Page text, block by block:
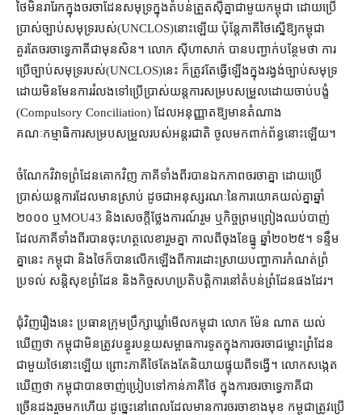
ថៃ​មិន​រារែក​ក្នុង​ចរចា​ដែនសមុទ្រ​ក្នុង​តំបន់​ត្រួតស៊ីគ្នា​ជាមួយ​កម្ពុជា ដោយ​ប្រើ
ប្រាស់​ច្បាប់​សមុទ្រ​របស់​(UNCLOS)​នោះ​ឡើយ ប៉ុន្តែ​ភាគី​ថៃ​ស្នើ​ឱ្យ​កម្ពុជា​
គួរតែ​ចរចា​ទ្វេភាគី​ជាមុន​សិន​។ លោក ស៊ីហាសាក់ បាន​បញ្ជាក់​បន្ថែម​ថា ការ​
ប្រើ​ច្បាប់​សមុទ្រ​របស់​(UNCLOS)​នេះ ក៏​ត្រូវតែ​ធ្វើឡើង​ក្នុង​រង្វង់​ច្បាប់​សមុទ្រ
ដោយ​មិនមែន​ការ​រំលង​ទៅ​ប្រើ​ប្រាស់​យន្តការ​សម្របសម្រួល​ដោយ​ចាប់បង្ខំ
(Compulsory Conciliation) ដែល​អនុញ្ញាត​ឱ្យ​មាន​តំណាង​
គណៈកម្មាធិការ​សម្របសម្រួល​របស់​អន្តរជាតិ ចូល​មក​ពាក់ព័ន្ធ​នោះ​ឡើយ។
ចំណែក​វិវាទ​ព្រំដែន​គោក​វិញ ភាគី​ទាំង​ពីរ​បាន​ឯកភាព​ចរចា​គ្នា ដោយ​ប្រើ
ប្រាស់​យន្តការ​ដែល​មាន​ស្រាប់ ដូចជា​អនុស្សរណៈ​នៃ​ការយោគយល់​គ្នា​ឆ្នាំ
២០០០ ឬ​MOU43 និង​សេចក្តី​ថ្លែងការណ៍​រួម ឬ​កិច្ចព្រមព្រៀង​ឈប់​បាញ់
ដែល​ភាគី​ទាំងពីរ​បាន​ចុះហត្ថលេខា​រួមគ្នា កាលពី​ចុងខែ​ធ្នូ ឆ្នាំ​២០២៥​។ ទន្ទឹម
គ្នា​នេះ កម្ពុជា និង​ថៃ​ក៏បាន​លើកឡើង​ពី​ការ​ដោះស្រាយ​បញ្ហា​ការកំណត់​ព្រំ
ប្រទល់ សន្តិសុខ​ព្រំដែន និង​កិច្ច​សហប្រតិបត្តិការ​នៅ​តំបន់​ព្រំដែន​ផង​ដែរ។
ជុំវិញ​រឿង​នេះ ប្រធាន​ក្រុមប្រឹក្សា​ឃ្លាំមើល​កម្ពុជា លោក ម៉ែន ណាត យល់
ឃើញ​ថា កម្ពុជា​មិន​ត្រូវ​បន្ធូរបន្ថយ​សម្ពាធ​ការទូត​ក្នុង​ការចរចា​ជម្លោះព្រំដែន​
ជាមួយ​ថៃ​នោះ​ឡើយ ព្រោះ​ភាគី​ថៃ​តែងតែ​និយាយ​ផ្ទុយ​ពី​ទង្វើ​។ លោក​សង្កេត​
ឃើញ​ថា កម្ពុជា​បាន​ចាញ់​ប្រៀប​ទៅកាន់​ភាគី​ថៃ ក្នុង​ការចរចា​ទ្វេភាគី​ជា​
ច្រើនដង​រួចមក​ហើយ ដូច្នេះ​នៅពេល​ដែល​មាន​ការចរចា​ខាងមុខ កម្ពុជា​ត្រូវ​ប្រើ